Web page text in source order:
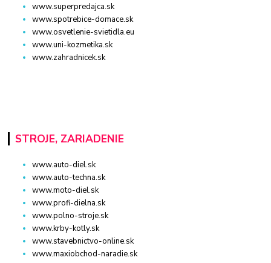
www.superpredajca.sk
www.spotrebice-domace.sk
www.osvetlenie-svietidla.eu
www.uni-kozmetika.sk
www.zahradnicek.sk
STROJE, ZARIADENIE
www.auto-diel.sk
www.auto-techna.sk
www.moto-diel.sk
www.profi-dielna.sk
www.polno-stroje.sk
www.krby-kotly.sk
www.stavebnictvo-online.sk
www.maxiobchod-naradie.sk